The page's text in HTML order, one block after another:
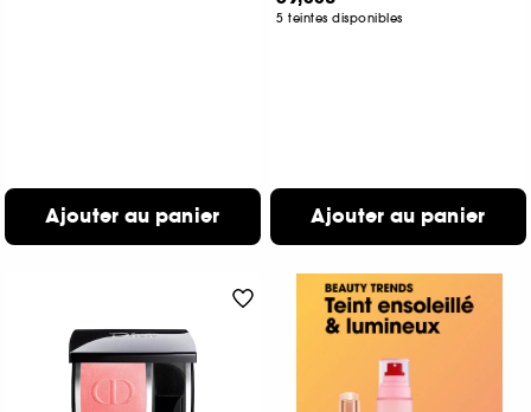
Ajouter au panier
5 teintes disponibles
Ajouter au panier